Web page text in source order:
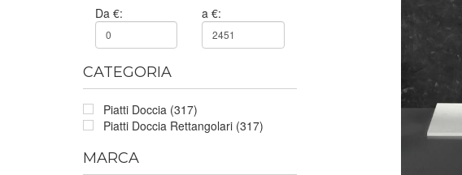
Da €: a €:
CATEGORIA
Piatti Doccia (317)
Piatti Doccia Rettangolari (317)
MARCA